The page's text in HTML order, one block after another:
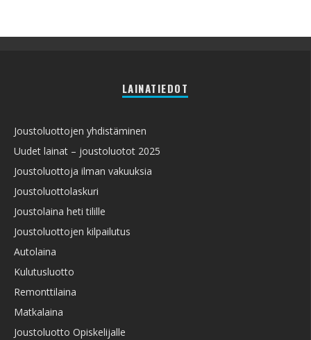
LAINATIEDOT
Joustoluottojen yhdistäminen
Uudet lainat – joustoluotot 2025
Joustoluottoja ilman vakuuksia
Joustoluottolaskuri
Joustolaina heti tilille
Joustoluottojen kilpailutus
Autolaina
Kulutusluotto
Remonttilaina
Matkalaina
Joustoluotto Opiskelijalle